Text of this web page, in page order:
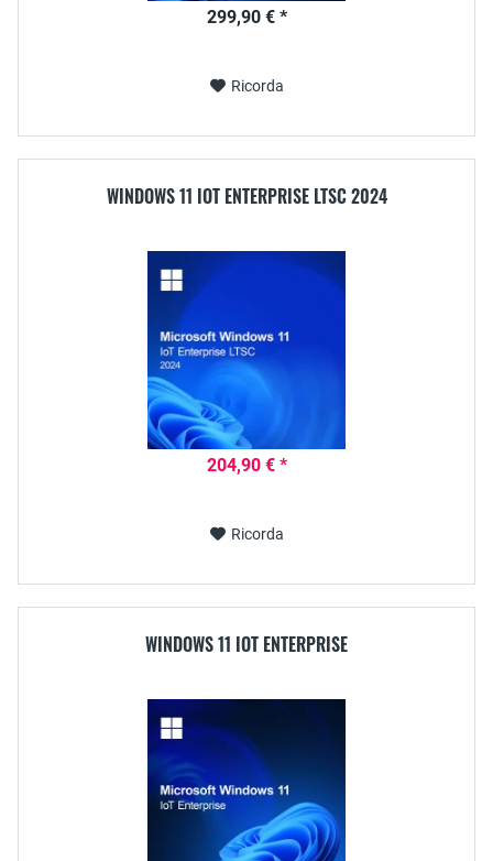
299,90 € *
Ricorda
WINDOWS 11 IOT ENTERPRISE LTSC 2024
204,90 € *
Ricorda
WINDOWS 11 IOT ENTERPRISE